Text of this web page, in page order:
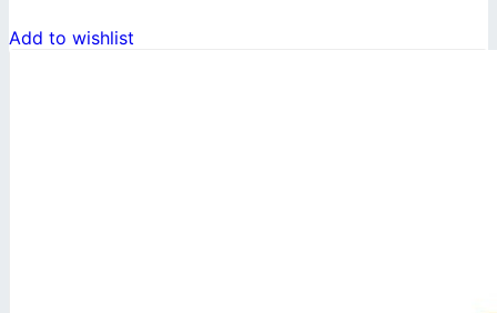
Add to wishlist